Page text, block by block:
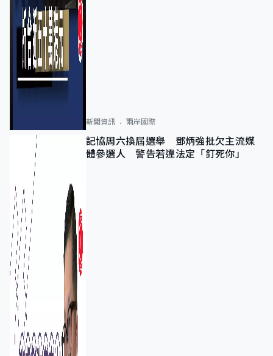
新聞資訊 兩岸國際
記協周六換屆選舉 鄧炳強批欠主流媒
體參選人 警告若違法定「釘死你」